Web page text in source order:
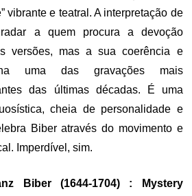
vibrante e teatral. A interpretação de
a quem procura a devoção
versões, mas a sua coerência e
na uma das gravações mais
das últimas décadas. É uma
cheia de personalidade e
Biber através do movimento e
Imperdível, sim.
Biber (1644-1704) : Mystery